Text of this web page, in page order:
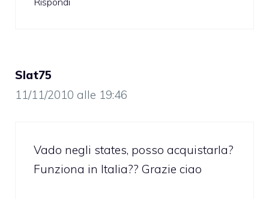
Slat75
11/11/2010 alle 19:46
Vado negli states, posso acquistarla?
Funziona in Italia?? Grazie ciao